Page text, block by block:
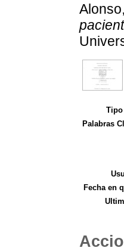
Tipo
Palabras
Fecha en